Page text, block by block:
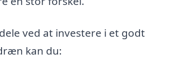
ved at investere i et godt
kan du: